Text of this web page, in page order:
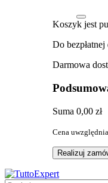
Koszyk jest
Do
Darmowa
Suma 0,00 zł
Cena
Realizuj